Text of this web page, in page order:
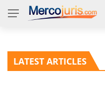
LATEST ARTICLES